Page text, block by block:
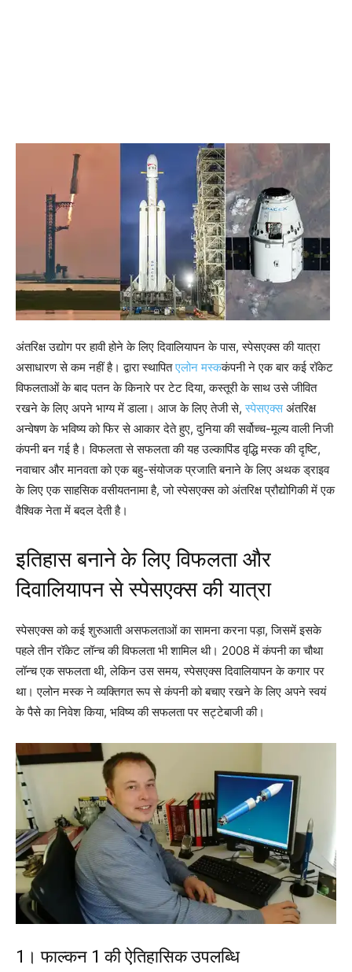
अंतरिक्ष उद्योग पर हावी होने के लिए दिवालियापन के पास, स्पेसएक्स की यात्रा
असाधारण से कम नहीं है। द्वारा स्थापितएलोन मस्ककंपनी ने एक बार कई रॉकेट
विफलताओं के बाद पतन के किनारे पर टेट दिया, कस्तूरी के साथ उसे जीवित
रखने के लिए अपने भाग्य में डाला। आज के लिए तेजी से,स्पेसएक्सअंतरिक्ष
अन्वेषण के भविष्य को फिर से आकार देते हुए, दुनिया की सर्वोच्च-मूल्य वाली निजी
कंपनी बन गई है। विफलता से सफलता की यह उल्कापिंड वृद्धि मस्क की दृष्टि,
नवाचार और मानवता को एक बहु-संयोजक प्रजाति बनाने के लिए अथक ड्राइव
के लिए एक साहसिक वसीयतनामा है, जो स्पेसएक्स को अंतरिक्ष प्रौद्योगिकी में एक
वैश्विक नेता में बदल देती है।
इतिहास बनाने के लिए विफलता और
दिवालियापन से स्पेसएक्स की यात्रा
स्पेसएक्स को कई शुरुआती असफलताओं का सामना करना पड़ा, जिसमें इसके
पहले तीन रॉकेट लॉन्च की विफलता भी शामिल थी। 2008 में कंपनी का चौथा
लॉन्च एक सफलता थी, लेकिन उस समय, स्पेसएक्स दिवालियापन के कगार पर
था। एलोन मस्क ने व्यक्तिगत रूप से कंपनी को बचाए रखने के लिए अपने स्वयं
के पैसे का निवेश किया, भविष्य की सफलता पर सट्टेबाजी की।
1। फाल्कन 1 की ऐतिहासिक उपलब्धि